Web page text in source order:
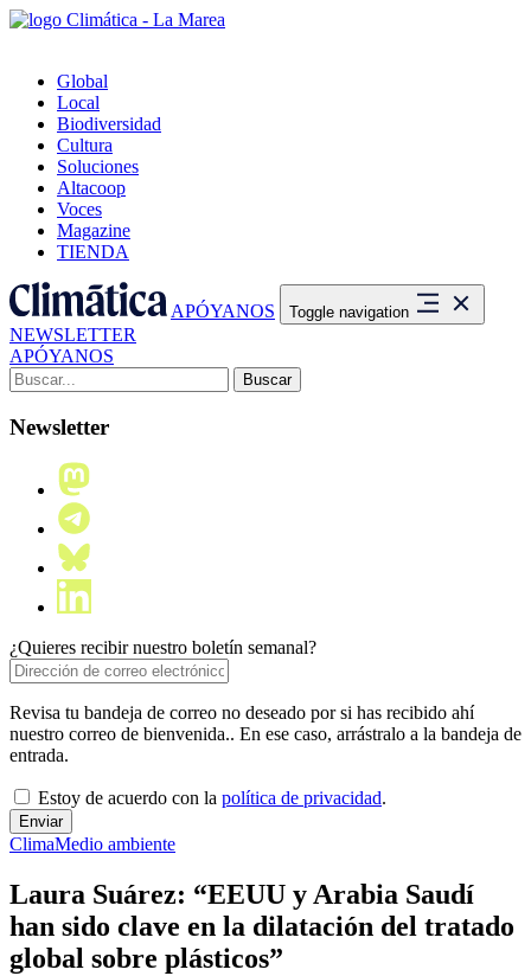
Global
Local
Biodiversidad
Cultura
Soluciones
Altacoop
Voces
Magazine
TIENDA
APÓYANOS Toggle navigation
NEWSLETTER
APÓYANOS
Buscar:
Newsletter
¿Quieres recibir nuestro boletín semanal?
Revisa tu bandeja de correo no deseado por si has recibido ahí
nuestro correo de bienvenida.. En ese caso, arrástralo a la bandeja de
entrada.
Estoy de acuerdo con la política de privacidad.
ClimaMedio ambiente
Laura Suárez: “EEUU y Arabia Saudí
han sido clave en la dilatación del tratado
global sobre plásticos”